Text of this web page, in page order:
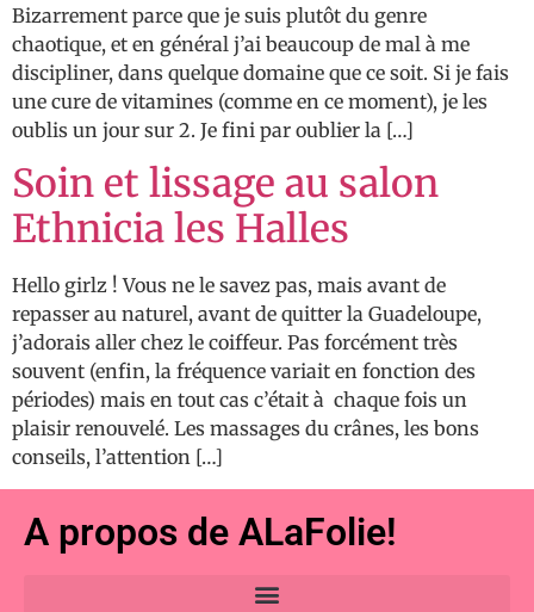
Bizarrement parce que je suis plutôt du genre
chaotique, et en général j’ai beaucoup de mal à me
discipliner, dans quelque domaine que ce soit. Si je fais
une cure de vitamines (comme en ce moment), je les
oublis un jour sur 2. Je fini par oublier la […]
Soin et lissage au salon
Ethnicia les Halles
Hello girlz ! Vous ne le savez pas, mais avant de
repasser au naturel, avant de quitter la Guadeloupe,
j’adorais aller chez le coiffeur. Pas forcément très
souvent (enfin, la fréquence variait en fonction des
périodes) mais en tout cas c’était à chaque fois un
plaisir renouvelé. Les massages du crânes, les bons
conseils, l’attention […]
A propos de ALaFolie!